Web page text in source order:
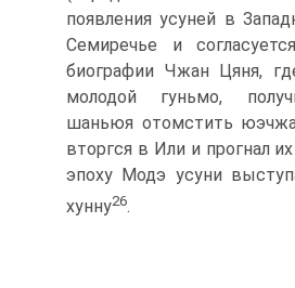
появления усу­ней в
Семиречье и
биографии Чжан Цяня,
молодой гуньмо,
шаньюя отомстить
вторгся в Или и прогнал
эпоху Модэ усуни
хунну26.